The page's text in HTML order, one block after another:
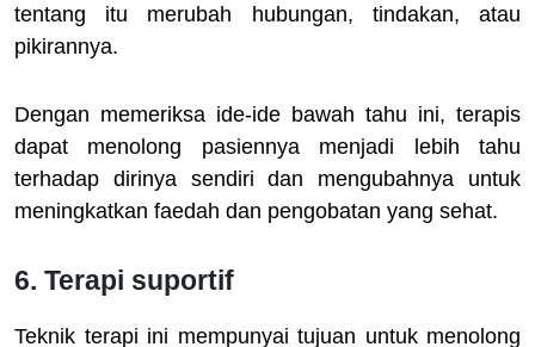
tentang itu merubah hubungan, tindakan, atau
pikirannya.
Dengan memeriksa ide-ide bawah tahu ini, terapis
dapat menolong pasiennya menjadi lebih tahu
terhadap dirinya sendiri dan mengubahnya untuk
meningkatkan faedah dan pengobatan yang sehat.
6. Terapi suportif
Teknik terapi ini mempunyai tujuan untuk menolong